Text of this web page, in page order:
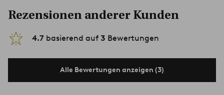
Rezensionen anderer Kunden
4.7 basierend auf 3 Bewertungen
Alle Bewertungen anzeigen (3)